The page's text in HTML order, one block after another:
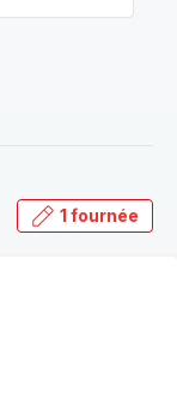
1 fournée